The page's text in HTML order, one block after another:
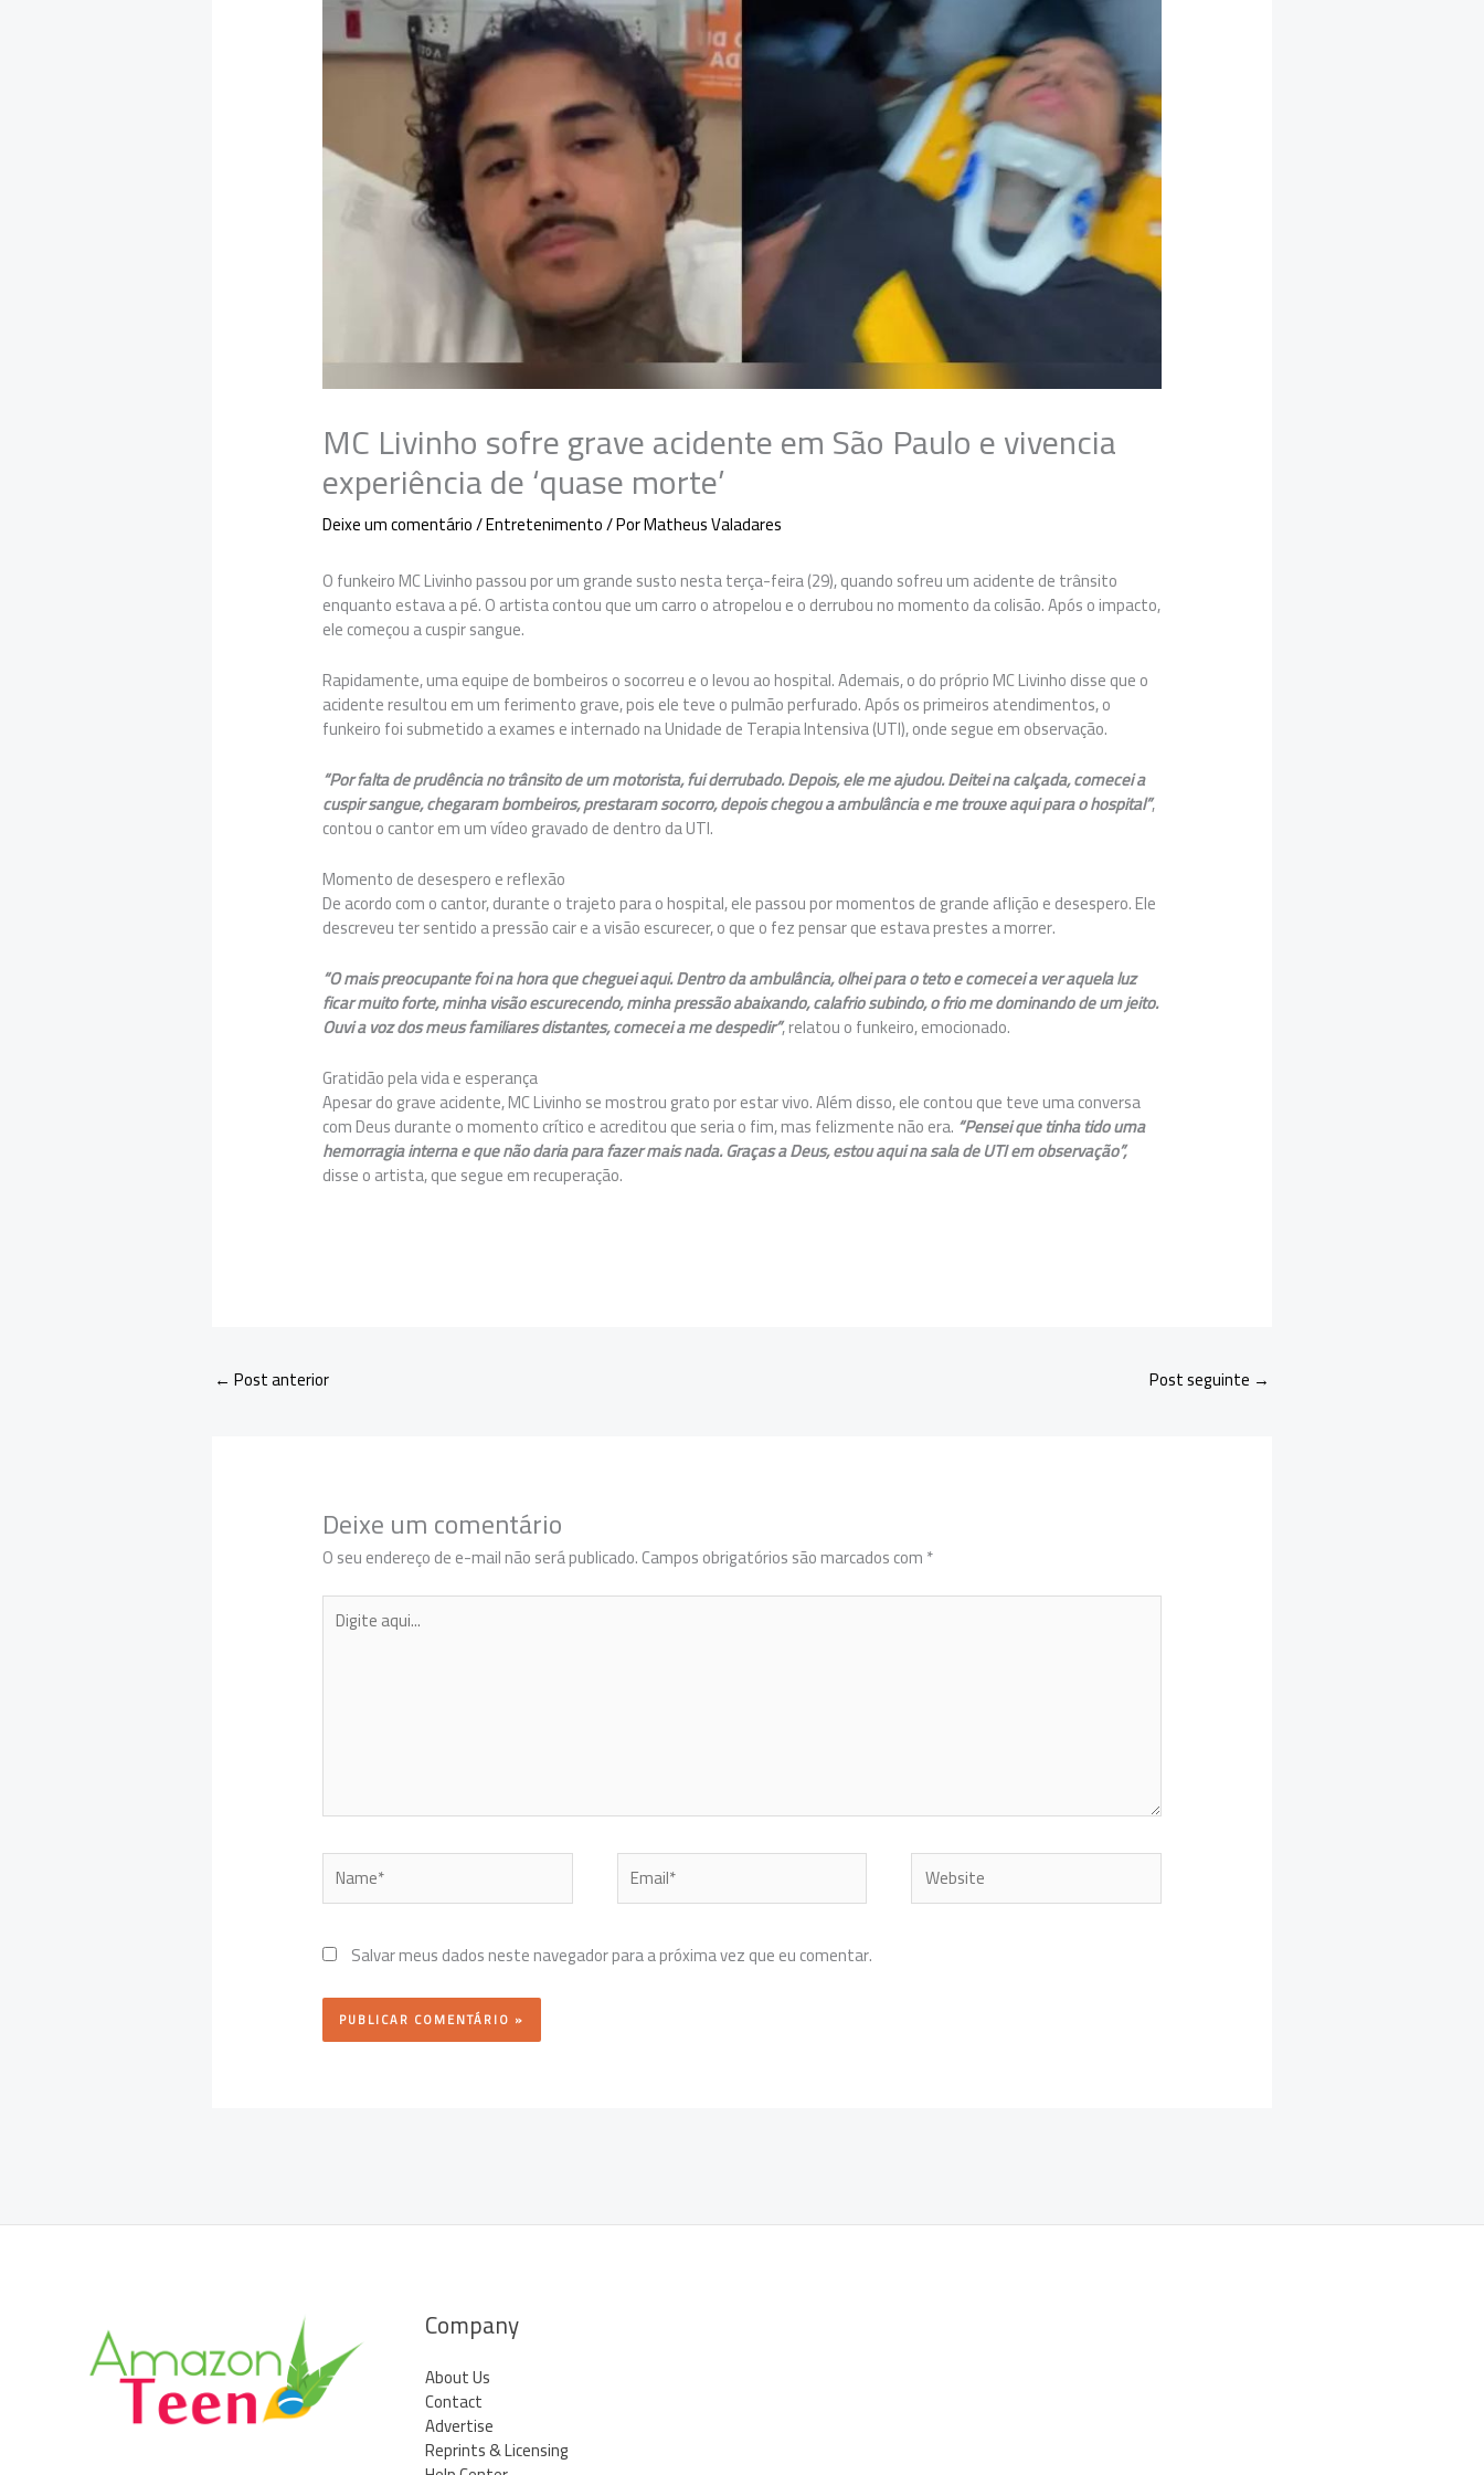
MC Livinho sofre grave acidente em São Paulo e vivencia
experiência de ‘quase morte’
Deixe um comentário/Entretenimento/ PorMatheus Valadares
O funkeiro MC Livinho passou por um grande susto nesta terça-feira (29), quando sofreu um acidente de trânsito
enquanto estava a pé. O artista contou que um carro o atropelou e o derrubou no momento da colisão. Após o impacto,
ele começou a cuspir sangue.
Rapidamente, uma equipe de bombeiros o socorreu e o levou ao hospital. Ademais, o do próprio MC Livinho disse que o
acidente resultou em um ferimento grave, pois ele teve o pulmão perfurado. Após os primeiros atendimentos, o
funkeiro foi submetido a exames e internado na Unidade de Terapia Intensiva (UTI), onde segue em observação.
“Por falta de prudência no trânsito de um motorista, fui derrubado. Depois, ele me ajudou. Deitei na calçada, comecei a
cuspir sangue, chegaram bombeiros, prestaram socorro, depois chegou a ambulância e me trouxe aqui para o hospital”,
contou o cantor em um vídeo gravado de dentro da UTI.
Momento de desespero e reflexão
De acordo com o cantor, durante o trajeto para o hospital, ele passou por momentos de grande aflição e desespero. Ele
descreveu ter sentido a pressão cair e a visão escurecer, o que o fez pensar que estava prestes a morrer.
“O mais preocupante foi na hora que cheguei aqui. Dentro da ambulância, olhei para o teto e comecei a ver aquela luz
ficar muito forte, minha visão escurecendo, minha pressão abaixando, calafrio subindo, o frio me dominando de um jeito.
Ouvi a voz dos meus familiares distantes, comecei a me despedir”, relatou o funkeiro, emocionado.
Gratidão pela vida e esperança
Apesar do grave acidente, MC Livinho se mostrou grato por estar vivo. Além disso, ele contou que teve uma conversa
com Deus durante o momento crítico e acreditou que seria o fim, mas felizmente não era. “Pensei que tinha tido uma
hemorragia interna e que não daria para fazer mais nada. Graças a Deus, estou aqui na sala de UTI em observação”,
disse o artista, que segue em recuperação.
← Post anterior Post seguinte →
Deixe um comentário
O seu endereço de e-mail não será publicado.Campos obrigatórios são marcados com*
Digite
aqui...
Name* Email* Website
Salvar meus dados neste navegador para a próxima vez que eu comentar.
Company
About Us
Contact
Advertise
Reprints & Licensing